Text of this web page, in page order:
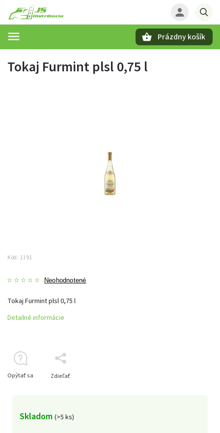
Prázdny košík
Tokaj Furmint plsl 0,75 l
Kód: 1191
Neohodnotené
Skladom (>5 ks)
Tokaj Furmint plsl 0,75 l
Detailné informácie
Opýtať sa Zdieľať